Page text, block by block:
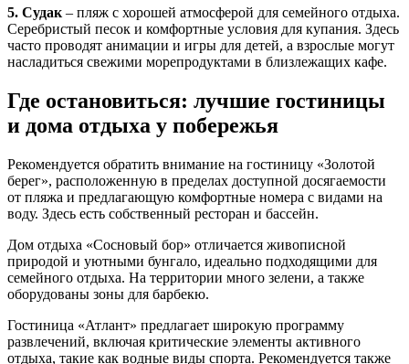
5. Судак – пляж с хорошей атмосферой для семейного отдыха.
Серебристый песок и комфортные условия для купания. Здесь
часто проводят анимации и игры для детей, а взрослые могут
насладиться свежими морепродуктами в близлежащих кафе.
Где остановиться: лучшие гостиницы
и дома отдыха у побережья
Рекомендуется обратить внимание на гостиницу «Золотой
берег», расположенную в пределах доступной досягаемости
от пляжа и предлагающую комфортные номера с видами на
воду. Здесь есть собственный ресторан и бассейн.
Дом отдыха «Сосновый бор» отличается живописной
природой и уютными бунгало, идеально подходящими для
семейного отдыха. На территории много зелени, а также
оборудованы зоны для барбекю.
Гостиница «Атлант» предлагает широкую программу
развлечений, включая критические элементы активного
отдыха, такие как водные виды спорта. Рекомендуется также